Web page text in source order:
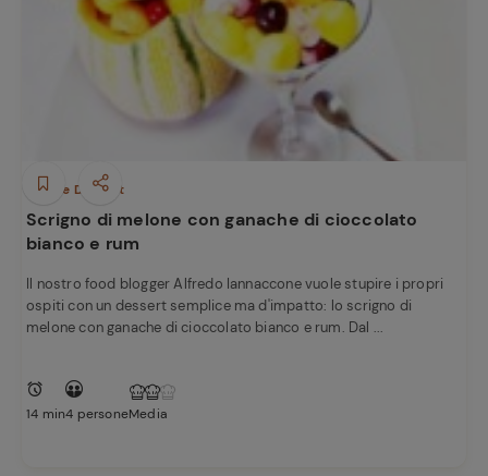
Dolci e Dessert
Scrigno di melone con ganache di cioccolato
bianco e rum
Il nostro food blogger Alfredo Iannaccone vuole stupire i propri
ospiti con un dessert semplice ma d'impatto: lo scrigno di
melone con ganache di cioccolato bianco e rum. Dal ...
14 min4 personeMedia
Ricette
preferite